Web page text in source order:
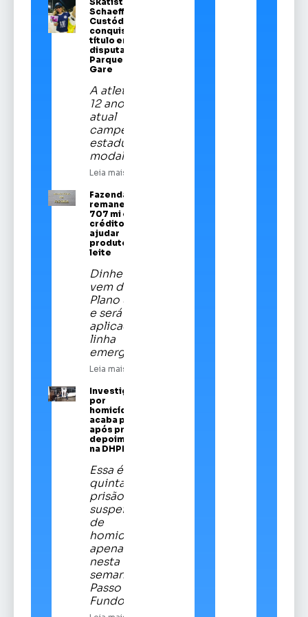
Schaeffer
Custódio
conquista
título em
disputa no
Parque da
Gare
A atleta de
12 anos é a
atual
campeã
estadual da
modalidade
Leia mais
Fazenda
remaneja R$
707 mi em
crédito para
ajudar
produtores de
leite
Dinheiro
vem do
Plano Safra
e será
aplicado em
linha
emergencial
Leia mais
Investigado
por
homicídios
acaba preso
após prestar
depoimento
na DHPP
Essa é a
quinta
prisão de
suspeitos
de
homicídios
apenas
nesta
semana em
Passo
Fundo